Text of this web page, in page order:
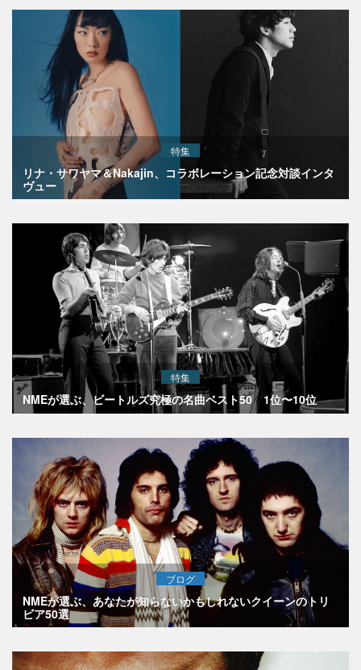
特集
リナ・サワヤマ＆Nakajin、コラボレーション記念対談インタ
ヴュー
特集
NMEが選ぶ、ビートルズ究極の名曲ベスト50 1位〜10位
ブログ
NMEが選ぶ、あなたが知らないかもしれないクイーンのトリ
ビア50選